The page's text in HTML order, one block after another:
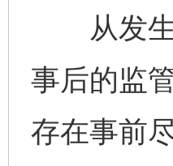
从发生
事后的监
存在事前